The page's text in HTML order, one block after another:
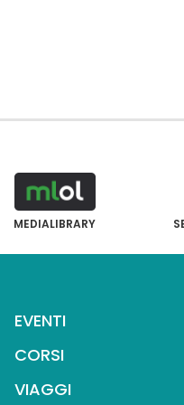
MEDIALIBRARY
EVENTI
CORSI
VIAGGI